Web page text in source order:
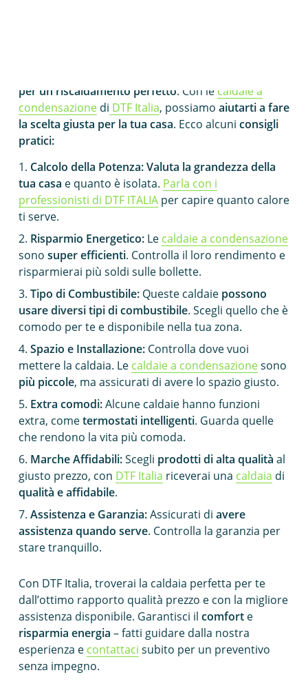
per un riscaldamento perfetto. Con le caldaie a
condensazionedi DTF Italia, possiamo aiutarti a fare
la scelta giusta per la tua casa. Ecco alcuni consigli
pratici:
Calcolo della Potenza:Valuta la grandezza della
tua casa e quanto è isolata. Parla con i
professionisti di DTF ITALIAper capire quanto calore
ti serve.
Risparmio Energetico:Le caldaie a condensazione
sono super efficienti. Controlla il loro rendimento e
risparmierai più soldi sulle bollette.
Tipo di Combustibile:Queste caldaie possono
usare diversi tipi di combustibile. Scegli quello che è
comodo per te e disponibile nella tua zona.
Spazio e Installazione:Controlla dove vuoi
mettere la caldaia. Le caldaie a condensazionesono
più piccole, ma assicurati di avere lo spazio giusto.
Extra comodi:Alcune caldaie hanno funzioni
extra, cometermostati intelligenti. Guarda quelle
che rendono la vita più comoda.
Marche Affidabili:Scegli prodotti di alta qualità al
giusto prezzo, con DTF Italia riceverai una caldaia di
qualità e affidabile.
Assistenza e Garanzia:Assicurati di avere
assistenza quando serve. Controlla la garanzia per
stare tranquillo.
Con DTF Italia, troverai la caldaia perfetta per te
dall’ottimo rapporto qualità prezzo e con la migliore
assistenza disponibile. Garantisci il comforte
risparmia energia – fatti guidare dalla nostra
esperienza e contattaci subito per un preventivo
senza impegno.